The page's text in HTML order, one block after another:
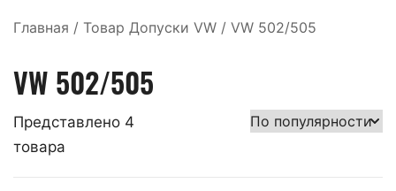
Главная / Товар Допуски VW / VW 502/505
VW 502/505
Представлено 4
товара